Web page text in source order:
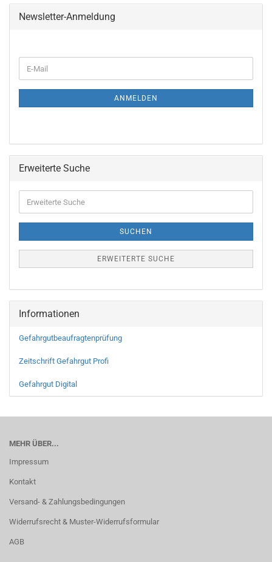
Newsletter-Anmeldung
ANMELDEN
Erweiterte Suche
SUCHEN
ERWEITERTE SUCHE
Informationen
Gefahrgutbeaufragtenprüfung
Zeitschrift Gefahrgut Profi
Gefahrgut Digital
MEHR ÜBER...
Impressum
Kontakt
Versand- & Zahlungsbedingungen
Widerrufsrecht & Muster-Widerrufsformular
AGB